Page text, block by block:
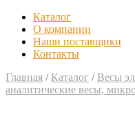
Каталог
О компании
Наши поставщики
Контакты
Главная / Каталог / Весы
аналитические весы,